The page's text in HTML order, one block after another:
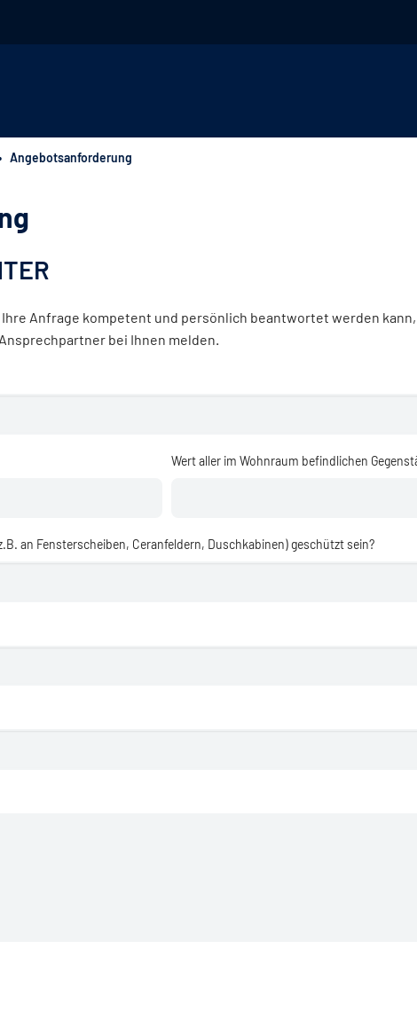
Angebotsanforderung
Anfrage kompetent und persönlich beantwortet werden
bei Ihnen melden.
Wert aller im Wohnraum befindlichen
an Fensterscheiben, Ceranfeldern, Duschkabinen) geschützt sein?